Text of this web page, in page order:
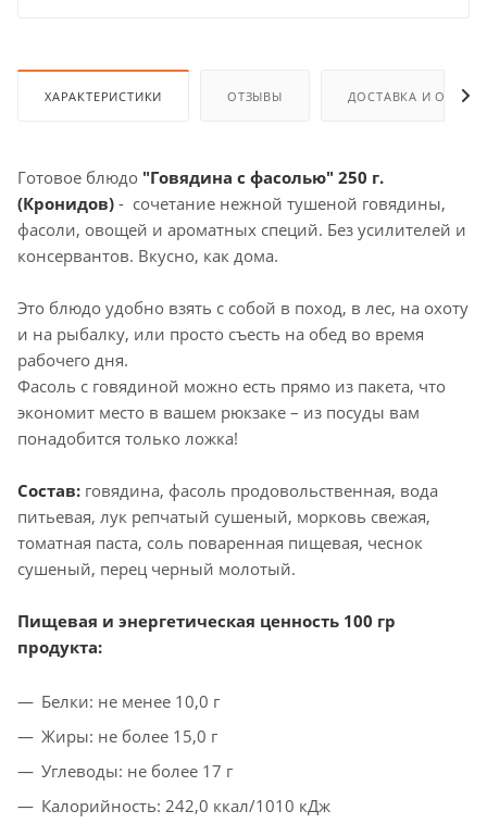
ХАРАКТЕРИСТИКИ ОТЗЫВЫ ДОСТАВКА И
Готовое блюдо "Говядина с фасолью" 250 г.
(Кронидов) - сочетание нежной тушеной говядины,
фасоли, овощей и ароматных специй. Без усилителей и
консервантов. Вкусно, как дома.
Это блюдо удобно взять с собой в поход, в лес, на охоту
и на рыбалку, или просто съесть на обед во время
рабочего дня.
Фасоль с говядиной можно есть прямо из пакета, что
экономит место в вашем рюкзаке – из посуды вам
понадобится только ложка!
Состав: говядина, фасоль продовольственная, вода
питьевая, лук репчатый сушеный, морковь свежая,
томатная паста, соль поваренная пищевая, чеснок
сушеный, перец черный молотый.
Пищевая и энергетическая ценность 100 гр
продукта:
Белки: не менее 10,0 г
Жиры: не более 15,0 г
Углеводы: не более 17 г
Калорийность: 242,0 ккал/1010 кДж